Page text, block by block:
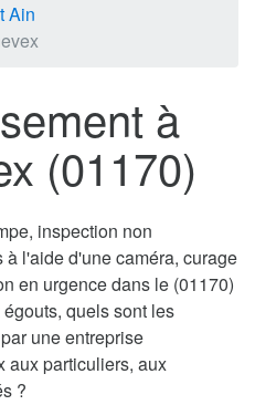
Ain
à
(01170)
inspection non
l'aide d'une caméra, curage
en urgence dans le (01170)
quels sont les
une entreprise
aux particuliers, aux
?